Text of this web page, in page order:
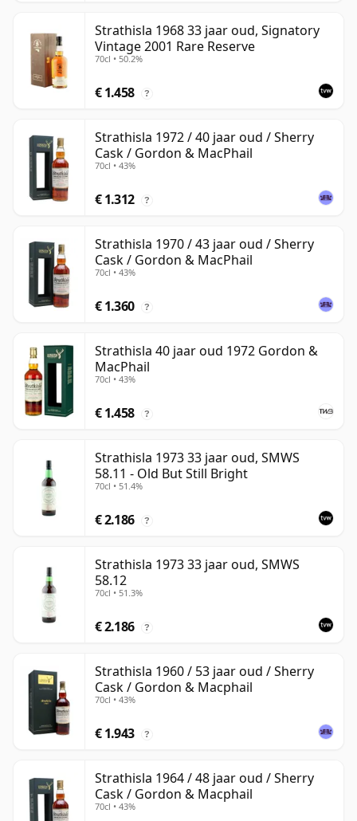
Strathisla 1968 33 jaar oud, Signatory
Vintage 2001 Rare Reserve
70cl • 50.2%
€ 1.458 ?
Strathisla 1972 / 40 jaar oud / Sherry
Cask / Gordon & MacPhail
70cl • 43%
€ 1.312 ?
Strathisla 1970 / 43 jaar oud / Sherry
Cask / Gordon & MacPhail
70cl • 43%
€ 1.360 ?
Strathisla 40 jaar oud 1972 Gordon &
MacPhail
70cl • 43%
€ 1.458 ?
Strathisla 1973 33 jaar oud, SMWS
58.11 - Old But Still Bright
70cl • 51.4%
€ 2.186 ?
Strathisla 1973 33 jaar oud, SMWS
58.12
70cl • 51.3%
€ 2.186 ?
Strathisla 1960 / 53 jaar oud / Sherry
Cask / Gordon & Macphail
70cl • 43%
€ 1.943 ?
Strathisla 1964 / 48 jaar oud / Sherry
Cask / Gordon & Macphail
70cl • 43%